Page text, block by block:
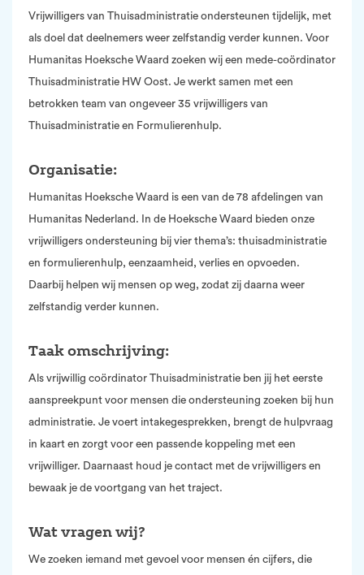
Vrijwilligers van Thuisadministratie ondersteunen tijdelijk, met
als doel dat deelnemers weer zelfstandig verder kunnen. Voor
Humanitas Hoeksche Waard zoeken wij een mede-coördinator
Thuisadministratie HW Oost. Je werkt samen met een
betrokken team van ongeveer 35 vrijwilligers van
Thuisadministratie en Formulierenhulp.
Organisatie:
Humanitas Hoeksche Waard is een van de 78 afdelingen van
Humanitas Nederland. In de Hoeksche Waard bieden onze
vrijwilligers ondersteuning bij vier thema’s: thuisadministratie
en formulierenhulp, eenzaamheid, verlies en opvoeden.
Daarbij helpen wij mensen op weg, zodat zij daarna weer
zelfstandig verder kunnen.
Taak omschrijving:
Als vrijwillig coördinator Thuisadministratie ben jij het eerste
aanspreekpunt voor mensen die ondersteuning zoeken bij hun
administratie. Je voert intakegesprekken, brengt de hulpvraag
in kaart en zorgt voor een passende koppeling met een
vrijwilliger. Daarnaast houd je contact met de vrijwilligers en
bewaak je de voortgang van het traject.
Wat vragen wij?
We zoeken iemand met gevoel voor mensen én cijfers, die